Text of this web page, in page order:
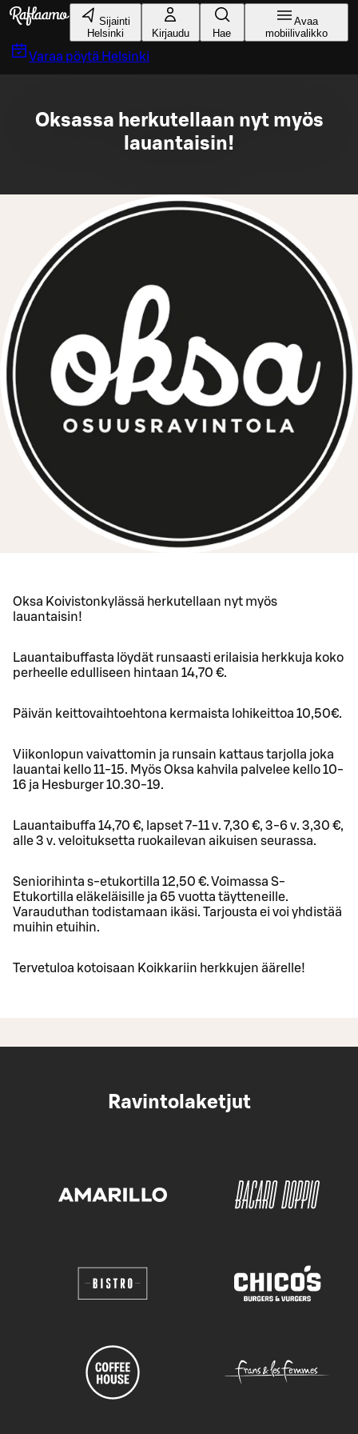
Siirry pääsisältöön
Sijainti
Helsinki
Kirjaudu Hae
Avaa
mobiilivalikko
Varaa pöytä Helsinki
Oksassa herkutellaan nyt myös
lauantaisin!
Oksa Koivistonkylässä herkutellaan nyt myös
lauantaisin!
Lauantaibuffasta löydät runsaasti erilaisia herkkuja koko
perheelle edulliseen hintaan 14,70 €.
Päivän keittovaihtoehtona kermaista lohikeittoa 10,50€.
Viikonlopun vaivattomin ja runsain kattaus tarjolla joka
lauantai kello 11-15. Myös Oksa kahvila palvelee kello 10-
16 ja Hesburger 10.30-19.
Lauantaibuffa 14,70 €, lapset 7-11 v. 7,30 €, 3-6 v. 3,30 €,
alle 3 v. veloituksetta ruokailevan aikuisen seurassa.
Seniorihinta s-etukortilla 12,50 €. Voimassa S-
Etukortilla eläkeläisille ja 65 vuotta täytteneille.
Varauduthan todistamaan ikäsi. Tarjousta ei voi yhdistää
muihin etuihin.
Tervetuloa kotoisaan Koikkariin herkkujen äärelle!
Ravintolaketjut